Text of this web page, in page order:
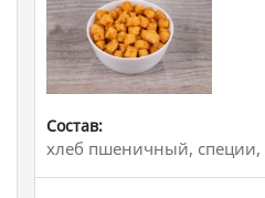
Состав:
хлеб пшеничный, специи,